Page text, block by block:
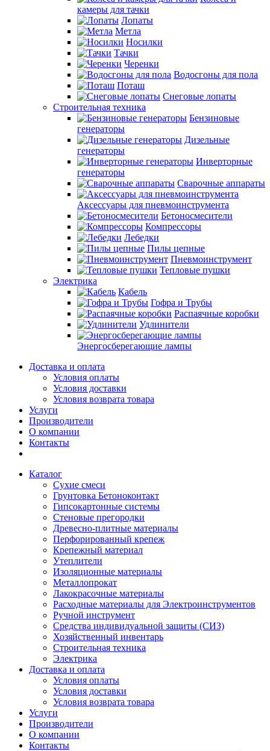
камеры для тачки
Лопаты
Метла
Носилки
Тачки
Черенки
Водосгоны для пола
Поташ
Снеговые лопаты
Строительная техника
Бензиновые
генераторы
Дизельные
генераторы
Инверторные
генераторы
Сварочные аппараты
Аксессуары для пневмоинструмента
Бетоносмесители
Компрессоры
Лебедки
Пилы цепные
Пневмоинструмент
Тепловые пушки
Электрика
Кабель
Гофра и Трубы
Распаячные коробки
Удлинители
Энергосберегающие лампы
Доставка и оплата
Условия оплаты
Условия доставки
Условия возврата товара
Услуги
Производители
О компании
Контакты
Каталог
Сухие смеси
Грунтовка Бетоноконтакт
Гипсокартонные системы
Стеновые прегородки
Древесно-плитные материалы
Перфорированный крепеж
Крепежный материал
Утеплители
Изоляционные материалы
Металлопрокат
Лакокрасочные материалы
Расходные материалы для Электроинструментов
Ручной инструмент
Средства индивидуальной защиты (СИЗ)
Хозяйственный инвентарь
Строительная техника
Электрика
Доставка и оплата
Условия оплаты
Условия доставки
Условия возврата товара
Услуги
Производители
О компании
Контакты